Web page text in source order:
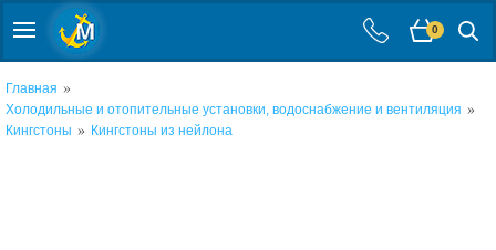
0
Главная »
Холодильные и отопительные установки, водоснабжение и вентиляция »
Кингстоны » Кингстоны из нейлона